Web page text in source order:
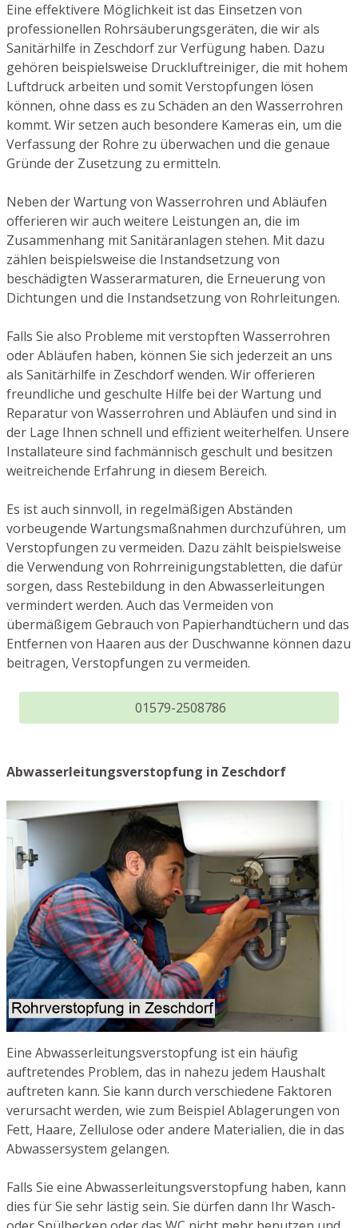
Eine effektivere Möglichkeit ist das Einsetzen von
professionellen Rohrsäuberungsgeräten, die wir als
Sanitärhilfe in Zeschdorf zur Verfügung haben. Dazu
gehören beispielsweise Druckluftreiniger, die mit hohem
Luftdruck arbeiten und somit Verstopfungen lösen
können, ohne dass es zu Schäden an den Wasserrohren
kommt. Wir setzen auch besondere Kameras ein, um die
Verfassung der Rohre zu überwachen und die genaue
Gründe der Zusetzung zu ermitteln.
Neben der Wartung von Wasserrohren und Abläufen
offerieren wir auch weitere Leistungen an, die im
Zusammenhang mit Sanitäranlagen stehen. Mit dazu
zählen beispielsweise die Instandsetzung von
beschädigten Wasserarmaturen, die Erneuerung von
Dichtungen und die Instandsetzung von Rohrleitungen.
Falls Sie also Probleme mit verstopften Wasserrohren
oder Abläufen haben, können Sie sich jederzeit an uns
als Sanitärhilfe in Zeschdorf wenden. Wir offerieren
freundliche und geschulte Hilfe bei der Wartung und
Reparatur von Wasserrohren und Abläufen und sind in
der Lage Ihnen schnell und effizient weiterhelfen. Unsere
Installateure sind fachmännisch geschult und besitzen
weitreichende Erfahrung in diesem Bereich.
Es ist auch sinnvoll, in regelmäßigen Abständen
vorbeugende Wartungsmaßnahmen durchzuführen, um
Verstopfungen zu vermeiden. Dazu zählt beispielsweise
die Verwendung von Rohrreinigungstabletten, die dafür
sorgen, dass Restebildung in den Abwasserleitungen
vermindert werden. Auch das Vermeiden von
übermäßigem Gebrauch von Papierhandtüchern und das
Entfernen von Haaren aus der Duschwanne können dazu
beitragen, Verstopfungen zu vermeiden.
01579-2508786
Abwasserleitungsverstopfung in Zeschdorf
Eine Abwasserleitungsverstopfung ist ein häufig
auftretendes Problem, das in nahezu jedem Haushalt
auftreten kann. Sie kann durch verschiedene Faktoren
verursacht werden, wie zum Beispiel Ablagerungen von
Fett, Haare, Zellulose oder andere Materialien, die in das
Abwassersystem gelangen.
Falls Sie eine Abwasserleitungsverstopfung haben, kann
dies für Sie sehr lästig sein. Sie dürfen dann Ihr Wasch-